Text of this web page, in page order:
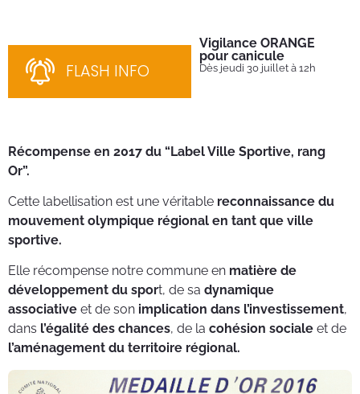
FLASH INFO
Vigilance ORANGE
pour canicule
Dès jeudi 30 juillet à 12h
Récompense en 2017 du “Label Ville Sportive, rang
Or”.
Cette labellisation est une véritable reconnaissance du
mouvement olympique régional en tant que ville
sportive.
Elle récompense notre commune en matière de
développement du sport, de sa dynamique
associative et de son implication dans l’investissement,
dans l’égalité des chances, de la cohésion sociale et de
l’aménagement du territoire régional.